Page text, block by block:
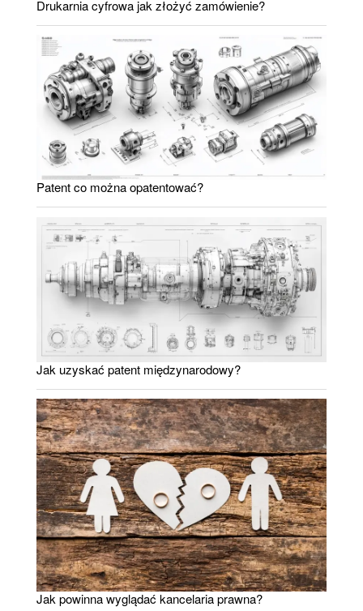
Drukarnia cyfrowa jak złożyć zamówienie?
Patent co można opatentować?
Jak uzyskać patent międzynarodowy?
Jak powinna wyglądać kancelaria prawna?